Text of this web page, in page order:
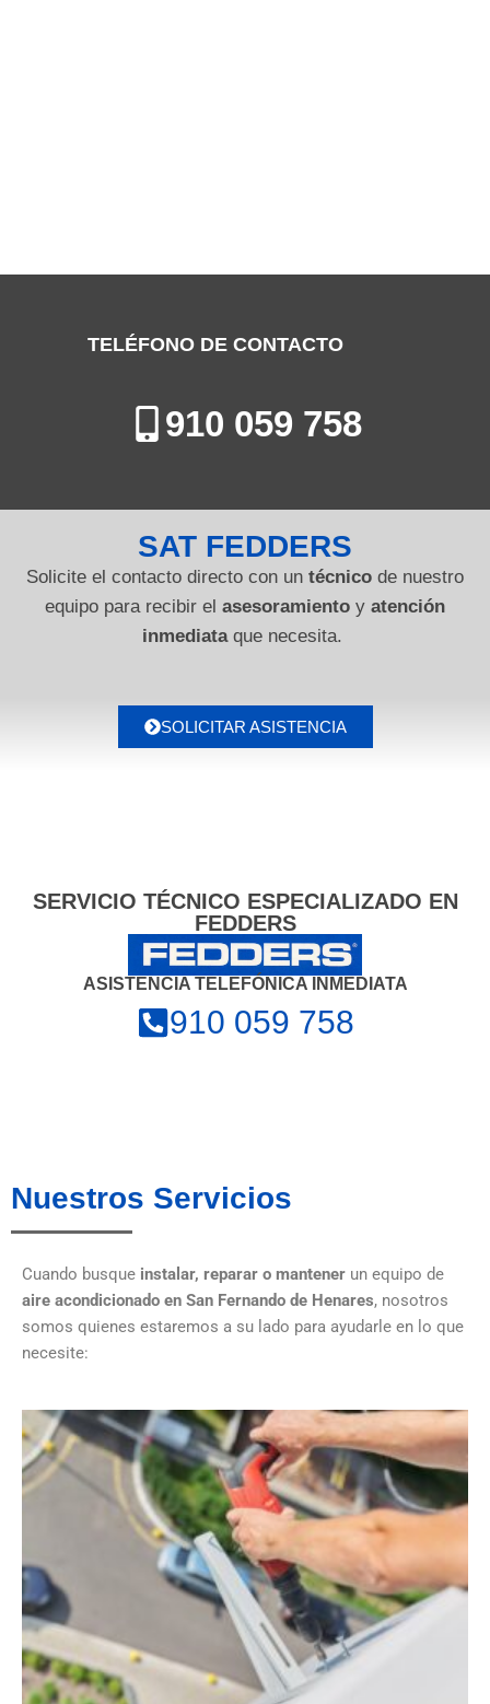
TELÉFONO DE CONTACTO
910 059 758
SAT FEDDERS
Solicite el contacto directo con un técnico de nuestro
equipo para recibir el asesoramiento y atención
inmediataque necesita.
SOLICITAR ASISTENCIA
SERVICIO TÉCNICO ESPECIALIZADO EN
FEDDERS
ASISTENCIA TELEFÓNICA INMEDIATA
910 059 758
Nuestros Servicios
Cuando busque instalar, reparar o mantener un equipo de
aire acondicionado en San Fernando de Henares, nosotros
somos quienes estaremos a su lado para ayudarle en lo que
necesite: